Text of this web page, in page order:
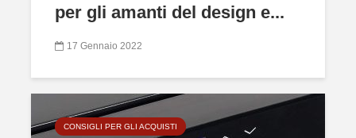
per gli amanti del design e...
17 Gennaio 2022
CONSIGLI PER GLI ACQUISTI